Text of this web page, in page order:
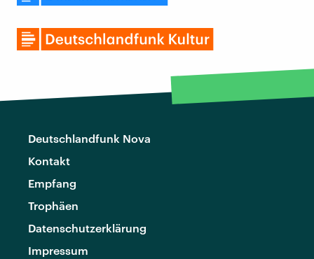
Deutschlandfunk Nova
Kontakt
Empfang
Trophäen
Datenschutzerklärung
Impressum